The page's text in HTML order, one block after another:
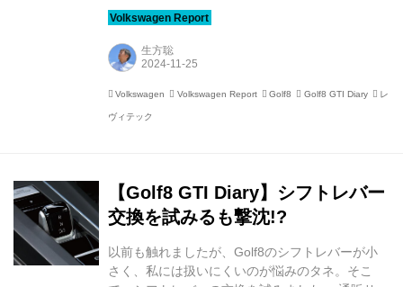
2019年に取材で出会って以来、EV以外の愛車に
は必ず入れているのが、REWITECのエンジン専
用コーティング剤「PowerShot」。いわゆるエン
ジンオイル添加剤ではなく、エンジンオイルの性
表面を修復・保護することでエンジン内のフリク
ションを低減するもの。これにより、エンジンの
生方聡
Volkswagen Volkswagen Report Golf8 Golf8 GTI Diary レ
ヴィテック
【Golf8 GTI Diary】シフトレバー
交換を試みるも撃沈!?
以前も触れましたが、Golf8のシフトレバーが小
さく、私には扱いにくいのが悩みのタネ。そこ